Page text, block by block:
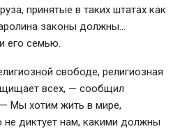
принятые в таких штатах как
законы должны…
его семью.
свободе, религиозная
всех, — сообщил
Мы хотим жить в мире,
не диктует нам, какими должны